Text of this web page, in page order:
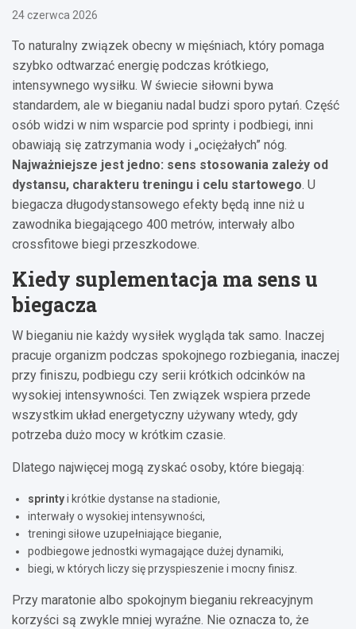
24 czerwca 2026
To naturalny związek obecny w mięśniach, który pomaga
szybko odtwarzać energię podczas krótkiego,
intensywnego wysiłku. W świecie siłowni bywa
standardem, ale w bieganiu nadal budzi sporo pytań. Część
osób widzi w nim wsparcie pod sprinty i podbiegi, inni
obawiają się zatrzymania wody i „ociężałych” nóg.
Najważniejsze jest jedno: sens stosowania zależy od
dystansu, charakteru treningu i celu startowego. U
biegacza długodystansowego efekty będą inne niż u
zawodnika biegającego 400 metrów, interwały albo
crossfitowe biegi przeszkodowe.
Kiedy suplementacja ma sens u
biegacza
W bieganiu nie każdy wysiłek wygląda tak samo. Inaczej
pracuje organizm podczas spokojnego rozbiegania, inaczej
przy finiszu, podbiegu czy serii krótkich odcinków na
wysokiej intensywności. Ten związek wspiera przede
wszystkim układ energetyczny używany wtedy, gdy
potrzeba dużo mocy w krótkim czasie.
Dlatego najwięcej mogą zyskać osoby, które biegają:
sprintyi krótkie dystanse na stadionie,
interwały o wysokiej intensywności,
treningi siłowe uzupełniające bieganie,
podbiegowe jednostki wymagające dużej dynamiki,
biegi, w których liczy się przyspieszenie i mocny finisz.
Przy maratonie albo spokojnym bieganiu rekreacyjnym
korzyści są zwykle mniej wyraźne. Nie oznacza to, że